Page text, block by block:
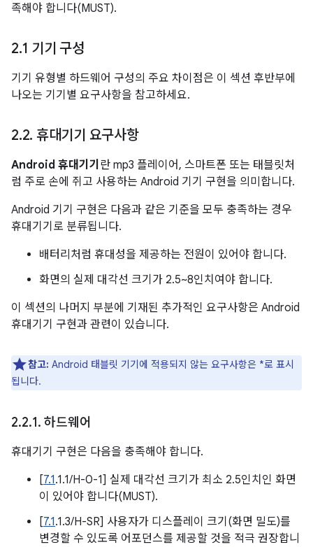
족해야 합니다(MUST).
2.1 기기 구성
기기 유형별 하드웨어 구성의 주요 차이점은 이 섹션 후반부에
나오는 기기별 요구사항을 참고하세요.
2.2. 휴대기기 요구사항
Android 휴대기기 란 mp3 플레이어, 스마트폰 또는 태블릿처
럼 주로 손에 쥐고 사용하는 Android 기기 구현을 의미합니다.
Android 기기 구현은 다음과 같은 기준을 모두 충족하는 경우
휴대기기로 분류됩니다.
배터리처럼 휴대성을 제공하는 전원이 있어야 합니다.
화면의 실제 대각선 크기가 2.5~8인치여야 합니다.
이 섹션의 나머지 부분에 기재된 추가적인 요구사항은 Android
휴대기기 구현과 관련이 있습니다.
참고: Android 태블릿 기기에 적용되지 않는 요구사항은 *로 표시
됩니다.
2.2.1. 하드웨어
휴대기기 구현은 다음을 충족해야 합니다.
[7.1.1.1/H-0-1] 실제 대각선 크기가 최소 2.5인치인 화면
이 있어야 합니다(MUST).
[7.1.1.3/H-SR] 사용자가 디스플레이 크기(화면 밀도)를
변경할 수 있도록 어포던스를 제공할 것을 적극 권장합니